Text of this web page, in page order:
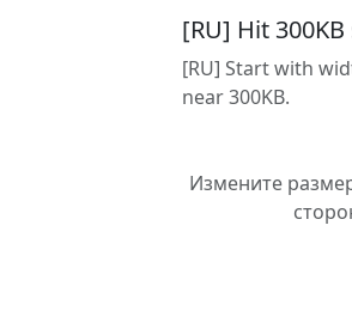
[RU] Hit
[RU] Start with
near 300KB.
Измените